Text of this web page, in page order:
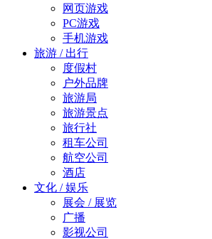
网页游戏
PC游戏
手机游戏
旅游 / 出行
度假村
户外品牌
旅游局
旅游景点
旅行社
租车公司
航空公司
酒店
文化 / 娱乐
展会 / 展览
广播
影视公司